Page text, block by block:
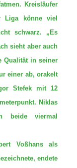
Kreisläufer
Liga könne viel
schwarz. „Es
sieht aber auch
Qualität in seiner
einer ab, orakelt
Stefek mit 12
Niklas
beide viermal
Voßhans als
endete